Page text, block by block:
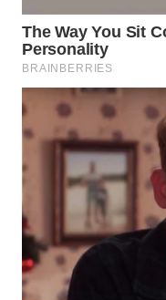
Wahana
Media
Group
WAHANA
NEWS
WAHANA
TANI
ADVOKAT
WAHANA